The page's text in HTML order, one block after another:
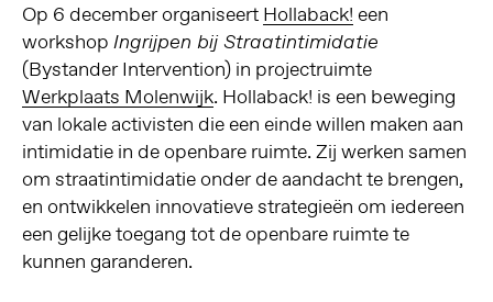
Op 6 december organiseert Hollaback! een
workshop Ingrijpen bij Straatintimidatie
(Bystander Intervention) in projectruimte
Werkplaats Molenwijk. Hollaback! is een beweging
van lokale activisten die een einde willen maken aan
intimidatie in de openbare ruimte. Zij werken samen
om straatintimidatie onder de aandacht te brengen,
en ontwikkelen innovatieve strategieën om iedereen
een gelijke toegang tot de openbare ruimte te
kunnen garanderen.